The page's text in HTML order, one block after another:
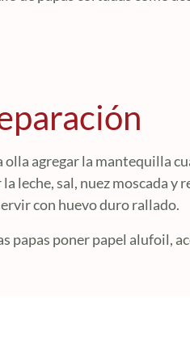
olla agregar la mantequilla
leche, sal, nuez moscada
con huevo duro rallado.
papas poner papel alufoil,